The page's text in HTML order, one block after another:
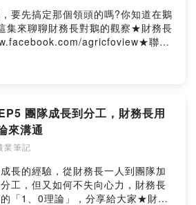
要先搞定那個領頭的嗎?你知道在鵝
集來聊聊財務長對鵝的觀察★財務長
agricfoview★聯絡
團隊成長到分工，財務長用
來溝通
業筆記
長的經驗，從財務長一人到團隊加
工，但又如何不失向心力，財務長
「1、0理論」，分享給大家★財務